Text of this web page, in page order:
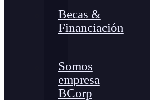
Becas &
Financiación
Somos
empresa
BCorp